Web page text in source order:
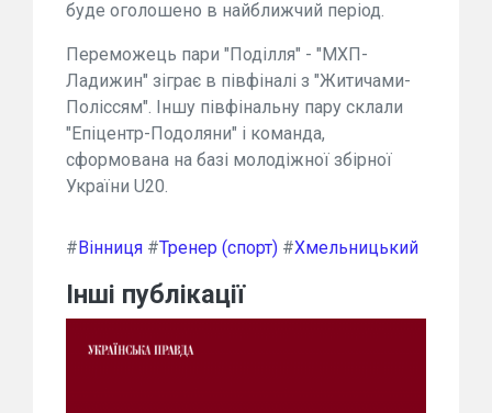
буде оголошено в найближчий період.
Переможець пари "Поділля" - "МХП-
Ладижин" зіграє в півфіналі з "Житичами-
Поліссям". Іншу півфінальну пару склали
"Епіцентр-Подоляни" і команда,
сформована на базі молодіжної збірної
України U20.
# Вінниця #Тренер (спорт) #Хмельницький
Інші публікації